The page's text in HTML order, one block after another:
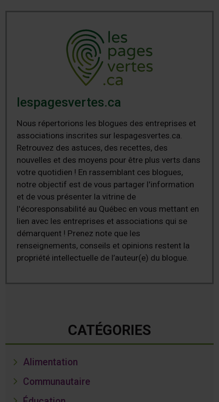
lespagesvertes.ca
Nous répertorions les blogues des entreprises et
associations inscrites sur lespagesvertes.ca.
Retrouvez des astuces, des recettes, des
nouvelles et des moyens pour être plus verts dans
votre quotidien ! En rassemblant ces blogues,
notre objectif est de vous partager l'information
et de vous présenter la vitrine de
l'écoresponsabilité au Québec en vous mettant en
lien avec les entreprises et associations qui se
démarquent ! Prenez note que les
renseignements, conseils et opinions restent la
propriété intellectuelle de l’auteur(e) du blogue.
CATÉGORIES
Alimentation
Communautaire